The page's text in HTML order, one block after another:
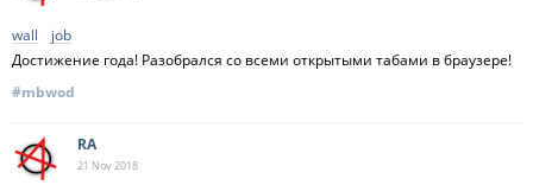
wall
job
Достижение года! Разобрался со всеми открытыми табами в браузере!
#mbwod
RA
21 Nov2018